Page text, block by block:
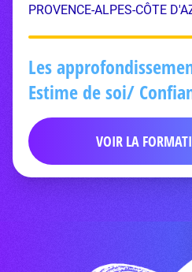
PROVENCE-ALPES-CÔTE
Les
Estime de soi/
VOIR LA